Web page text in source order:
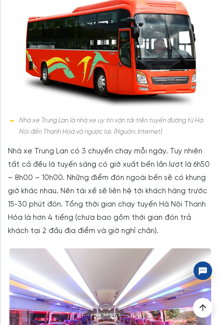
Nhà xe Trung Lan là nhà xe uy tín vận tải trên tuyến đường từ Hà
Nội đến Thanh Hoá và ngược lại. (Nguồn: Internet)
Nhà xe Trung Lan có 3 chuyến chạy mỗi ngày. Tuy nhiên
tất cả đều là tuyến sáng có giờ xuất bến lần lượt là 6h50
– 8h00 – 10h00. Những điểm đón ngoài bến sẽ có khung
giờ khác nhau. Nên tài xế sẽ liên hệ tới khách hàng trước
15-30 phút đón. Tổng thời gian chạy tuyến Hà Nội Thanh
Hóa là hơn 4 tiếng (chưa bao gồm thời gian đón trả
khách tại 2 đầu địa điểm và giờ nghỉ chân).